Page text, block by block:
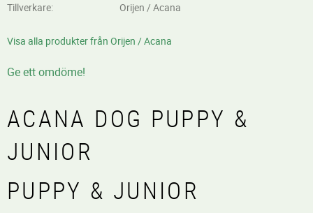
Tillverkare
Orijen / Acana
Visa alla produkter från Orijen / Acana
Ge ett omdöme!
ACANA DOG PUPPY &
JUNIOR
PUPPY & JUNIOR